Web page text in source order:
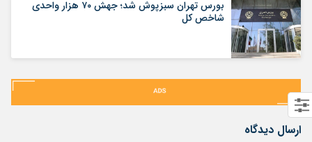
بورس تهران سبزپوش شد؛ جهش ۷۰ هزار واحدی
شاخص کل
ارسال دیدگاه